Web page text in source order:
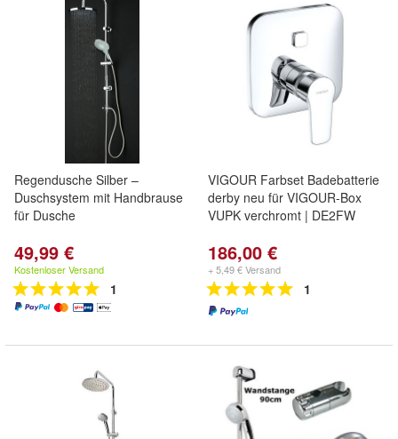
Regendusche Silber –
Duschsystem mit Handbrause
für Dusche
49,99 €
Kostenloser Versand
1
VIGOUR Farbset Badebatterie
derby neu für VIGOUR-Box
VUPK verchromt | DE2FW
186,00 €
+ 5,49 € Versand
1